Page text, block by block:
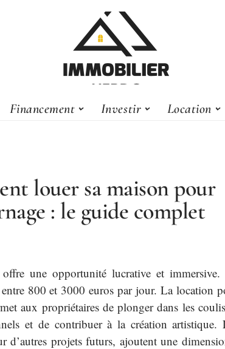
Financement Investir Location
louer sa maison pour
: le guide complet
une opportunité lucrative et immersive.
800 et 3000 euros par jour. La location
aux propriétaires de plonger dans les
et de contribuer à la création artistique.
d’autres projets futurs, ajoutent une